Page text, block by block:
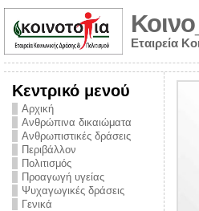
Εταιρεία
Κεντρικό μενού
Αρχική
Ανθρώπινα δικαιώματα
Ανθρωπιστικές δράσεις
Περιβάλλον
Πολιτισμός
Προαγωγή υγείας
Ψυχαγωγικές δράσεις
Γενικά